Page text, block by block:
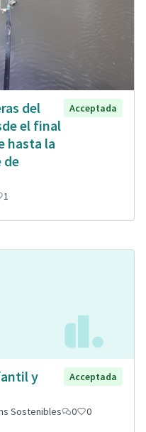
del
el final
hasta la
de
Acceptada
1
y
Acceptada
Sostenibles 0 0